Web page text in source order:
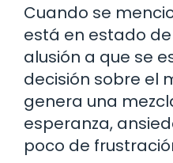
Cuando se
está en estado
alusión a que se
decisión sobre el
genera una
esperanza,
poco de